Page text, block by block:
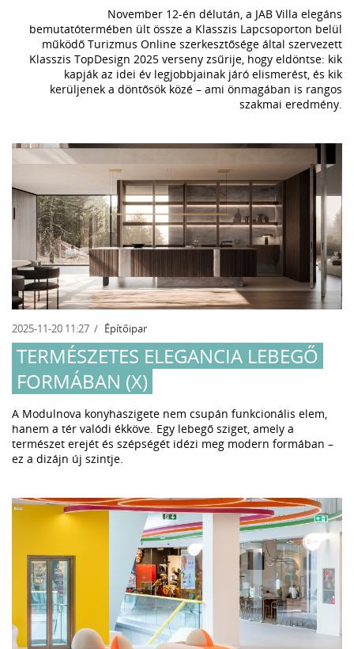
November 12-én délután, a JAB Villa elegáns
bemutatótermében ült össze a Klasszis Lapcsoporton belül
működő Turizmus Online szerkesztősége által szervezett
Klasszis TopDesign 2025 verseny zsűrije, hogy eldöntse: kik
kapják az idei év legjobbjainak járó elismerést, és kik
kerüljenek a döntősök közé – ami önmagában is rangos
szakmai eredmény.
2025-11-20 11:27 Építőipar
TERMÉSZETES ELEGANCIA LEBEGŐ
FORMÁBAN (X)
A Modulnova konyhaszigete nem csupán funkcionális elem,
hanem a tér valódi ékköve. Egy lebegő sziget, amely a
természet erejét és szépségét idézi meg modern formában –
ez a dizájn új szintje.